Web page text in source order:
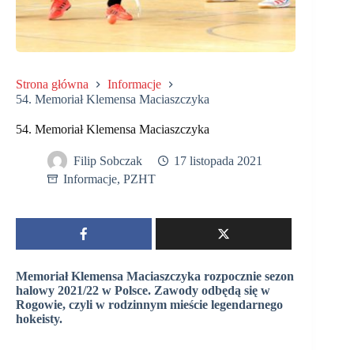
Strona główna
Informacje
54. Memoriał Klemensa Maciaszczyka
54. Memoriał Klemensa Maciaszczyka
Filip Sobczak
17 listopada 2021
Informacje, PZHT
Memoriał Klemensa Maciaszczyka rozpocznie sezon
halowy 2021/22 w Polsce. Zawody odbędą się w
Rogowie, czyli w rodzinnym mieście legendarnego
hokeisty.